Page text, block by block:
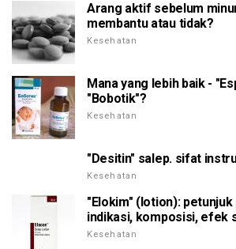
Arang aktif sebelum
membantu atau tidak?
Kesehatan
Mana yang lebih baik -
"Bobotik"?
Kesehatan
"Desitin" salep. sifat
Kesehatan
"Elokim" (lotion): petunjuk
indikasi, komposisi, efek
Kesehatan